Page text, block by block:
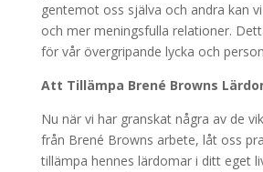
gentemot oss själva och andra kan
och mer meningsfulla relationer.
för vår övergripande lycka och
Att Tillämpa Brené Browns
Nu när vi har granskat några av de
från Brené Browns arbete, låt oss
tillämpa hennes lärdomar i ditt eget